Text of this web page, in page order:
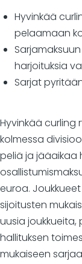
Hyvinkää
pelaamaan
harjoituksia
Sarjat
Hyvinkää curling
kolmessa
peliä ja jääaikaa
euroa.
sijoitusten
uusia joukkueita,
hallituksen
mukaiseen